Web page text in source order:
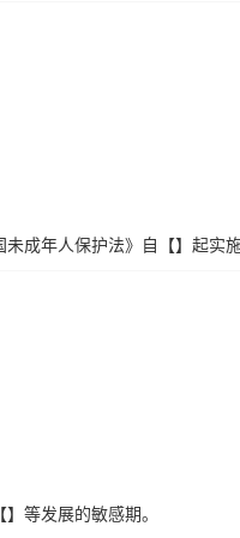
未成年人保护法》自【】起实
等发展的敏感期。